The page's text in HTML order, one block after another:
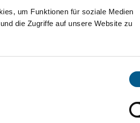
um Funktionen für soziale Medien
die Zugriffe auf unsere Website zu
Kostenlose Führung
Sendesäle am Maschsee
Seniorenwegweisers